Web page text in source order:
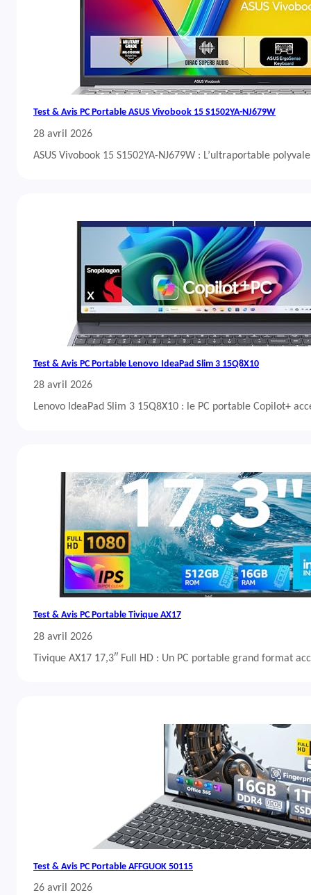
Test & Avis PC Portable ASUS Vivobook 15 S1502YA-NJ679W
28 avril 2026
ASUS Vivobook 15 S1502YA-NJ679W : L’ultraportable
Test & Avis PC Portable Lenovo IdeaPad Slim 3 15Q8X10
28 avril 2026
Lenovo IdeaPad Slim 3 15Q8X10 : le PC portable Copilot+
Test & Avis PC Portable Tivique AX17
28 avril 2026
Tivique AX17 17,3″ Full HD : Un PC portable grand format
Test & Avis PC Portable AFFGUOK 50115
26 avril 2026